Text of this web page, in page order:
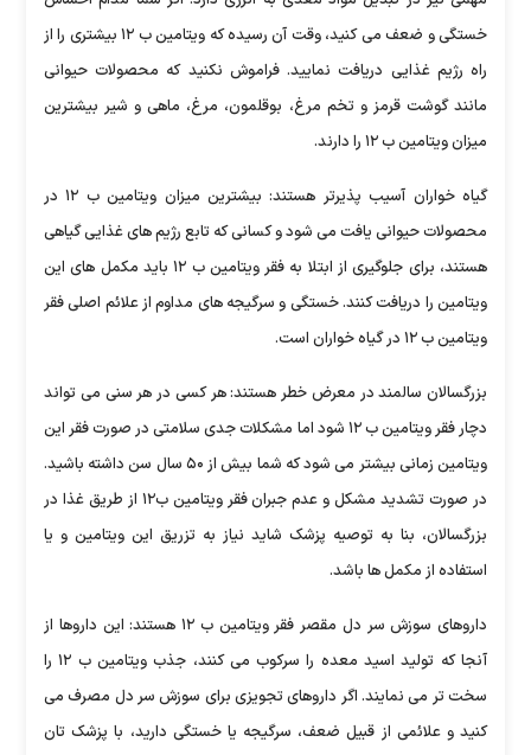
خستگی و ضعف می کنید، وقت آن رسیده که ویتامین ب ۱۲ بیشتری را از
راه رژیم غذایی دریافت نمایید. فراموش نکنید که محصولات حیوانی
مانند گوشت قرمز و تخم مرغ، بوقلمون، مرغ، ماهی و شیر بیشترین
میزان ویتامین ب ۱۲ را دارند.
گیاه خواران آسیب پذیرتر هستند: بیشترین میزان ویتامین ب ۱۲ در
محصولات حیوانی یافت می شود و کسانی که تابع رژیم های غذایی گیاهی
هستند، برای جلوگیری از ابتلا به فقر ویتامین ب ۱۲ باید مکمل های این
ویتامین را دریافت کنند. خستگی و سرگیجه های مداوم از علائم اصلی فقر
ویتامین ب ۱۲ در گیاه خواران است.
بزرگسالان سالمند در معرض خطر هستند: هر کسی در هر سنی می تواند
دچار فقر ویتامین ب ۱۲ شود اما مشکلات جدی سلامتی در صورت فقر این
ویتامین زمانی بیشتر می شود که شما بیش از ۵۰ سال سن داشته باشید.
در صورت تشدید مشکل و عدم جبران فقر ویتامین ب۱۲ از طریق غذا در
بزرگسالان، بنا به توصیه پزشک شاید نیاز به تزریق این ویتامین و یا
استفاده از مکمل ها باشد.
داروهای سوزش سر دل مقصر فقر ویتامین ب ۱۲ هستند: این داروها از
آنجا که تولید اسید معده را سرکوب می کنند، جذب ویتامین ب ۱۲ را
سخت تر می نمایند. اگر داروهای تجویزی برای سوزش سر دل مصرف می
کنید و علائمی از قبیل ضعف، سرگیجه یا خستگی دارید، با پزشک تان